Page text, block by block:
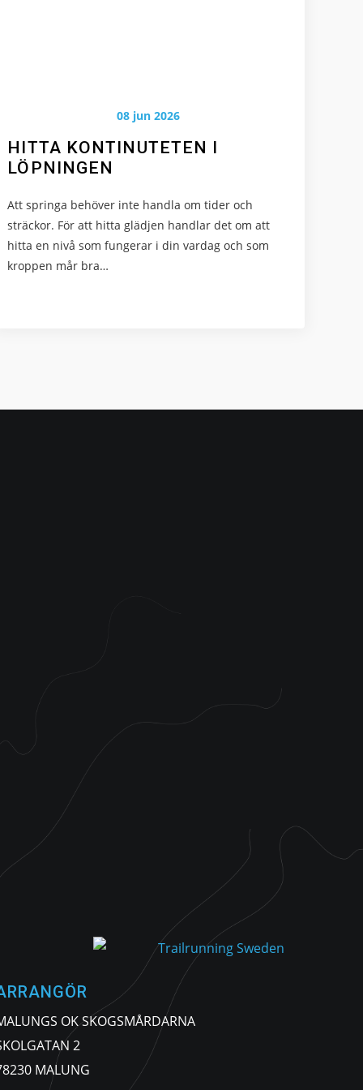
HITTA KONTINUTETEN I
LÖPNINGEN
08 jun 2026
Att springa behöver inte handla om tider och
sträckor. För att hitta glädjen handlar det om att
hitta en nivå som fungerar i din vardag och som
kroppen mår bra…
OK SKOGSMÅRDARNA
2
MALUNG